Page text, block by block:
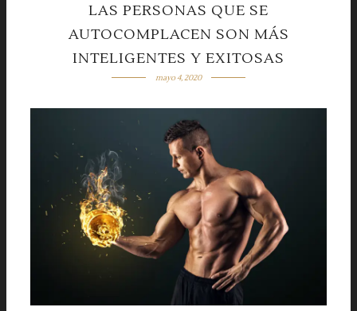
LAS PERSONAS QUE SE
AUTOCOMPLACEN SON MÁS
INTELIGENTES Y EXITOSAS
mayo 4, 2020